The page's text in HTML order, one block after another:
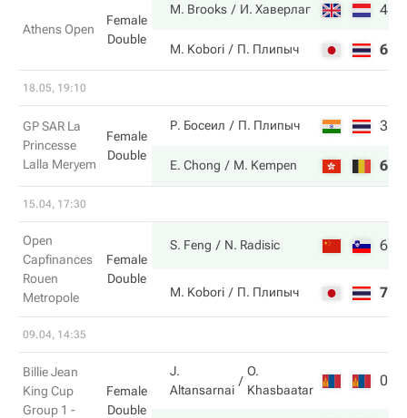
Athens Open
Female
Double
M. Brooks И. Хаверлаг 4
M. Kobori П. Плипыч 6
18.05, 19:10
GP SAR La
Princesse
Lalla Meryem
Female
Double
Р. Босеил П. Плипыч 3
E. Chong M. Kempen 6
15.04, 17:30
Open
Capfinances
Rouen
Metropole
Female
Double
S. Feng N. Radisic 6
M. Kobori П. Плипыч 7
09.04, 14:35
Billie Jean
King Cup
Group 1 -
Female
Double
J.
Altansarnai
O.
Khasbaatar
0